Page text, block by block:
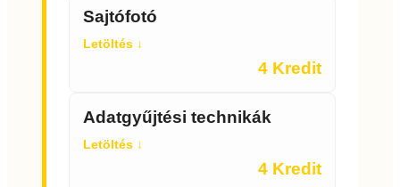
Sajtófotó
Letöltés ↓
4 Kredit
Adatgyűjtési technikák
Letöltés ↓
4 Kredit